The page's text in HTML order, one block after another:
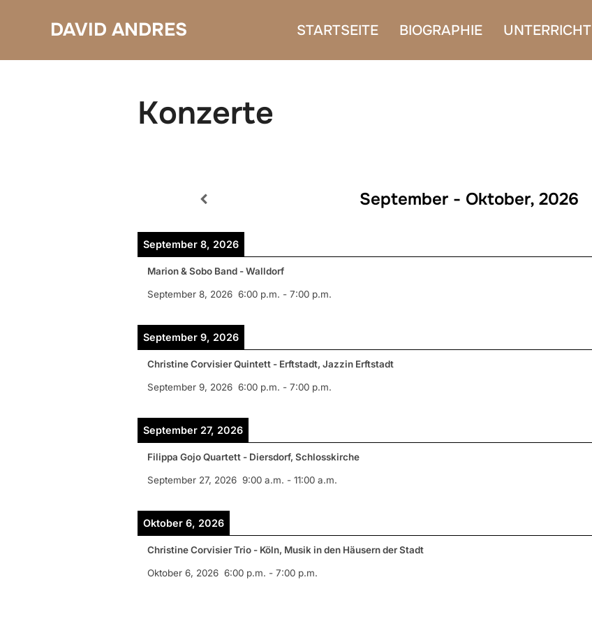
DAVID ANDRES STARTSEITE BIOGRAPHIE UNTERRICHT
Konzerte
September - Oktober, 2026
September 8, 2026
Marion & Sobo Band - Walldorf
September 8, 2026 6:00 p.m. - 7:00 p.m.
September 9, 2026
Christine Corvisier Quintett - Erftstadt, Jazzin Erftstadt
September 9, 2026 6:00 p.m. - 7:00 p.m.
September 27, 2026
Filippa Gojo Quartett - Diersdorf, Schlosskirche
September 27, 2026 9:00 a.m. - 11:00 a.m.
Oktober 6, 2026
Christine Corvisier Trio - Köln, Musik in den Häusern der Stadt
Oktober 6, 2026 6:00 p.m. - 7:00 p.m.